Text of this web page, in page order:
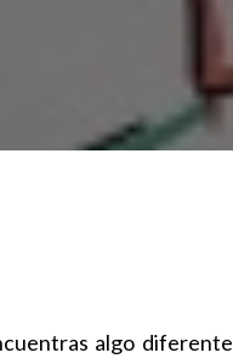
algo